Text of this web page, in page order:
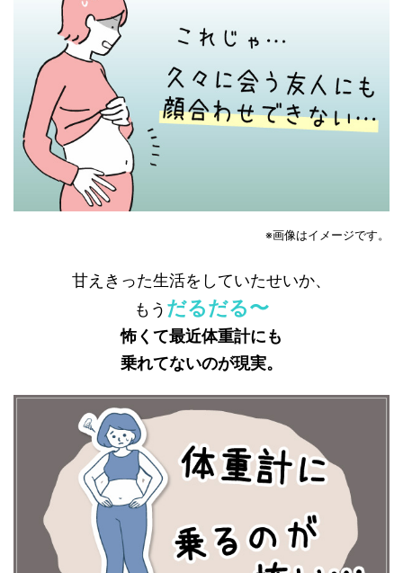
※画像はイメージです。
甘えきった生活をしていたせいか、
もう だるだる〜
怖くて最近体重計にも
乗れてないのが現実。